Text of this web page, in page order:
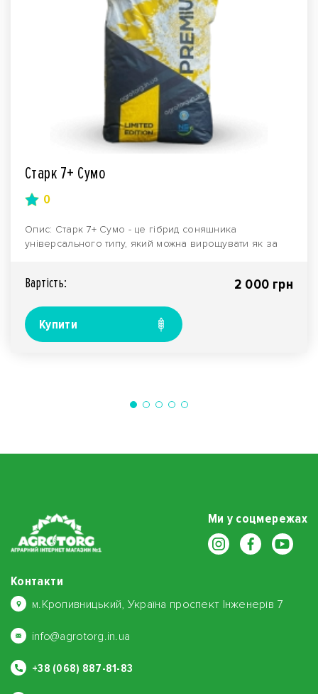
Старк 7+ Сумо
0
Опис: Старк 7+ Сумо - це гібрид соняшника
універсального типу, який можна вирощувати як за
Вартiсть: 2 000 грн
Купити
Ми у соцмережах
Контакти
м.Кропивницький, Україна проспект Інженерів 7
info@agrotorg.in.ua
+38 (068) 887-81-83